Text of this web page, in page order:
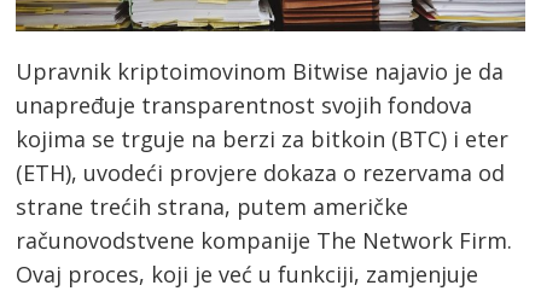
Upravnik kriptoimovinom Bitwise najavio je da
unapređuje transparentnost svojih fondova
kojima se trguje na berzi za bitkoin (BTC) i eter
(ETH), uvodeći provjere dokaza o rezervama od
strane trećih strana, putem američke
računovodstvene kompanije The Network Firm.
Ovaj proces, koji je već u funkciji, zamjenjuje